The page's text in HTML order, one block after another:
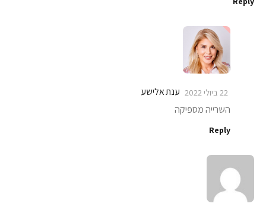
ענת אלישע 22 ביולי 2022
השרייה מספיקה
Reply